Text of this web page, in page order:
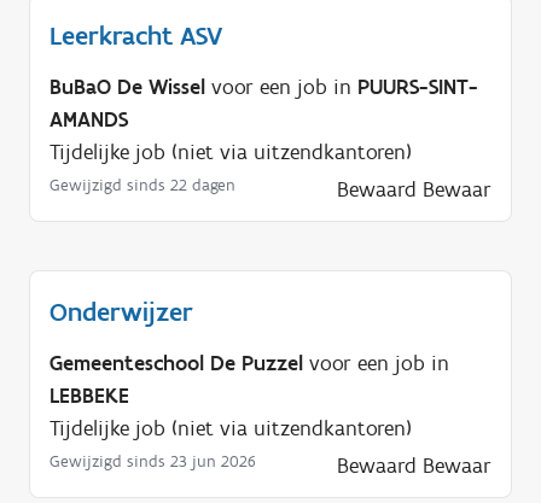
Leerkracht ASV
BuBaO De Wissel voor een job in PUURS-SINT-
AMANDS
Tijdelijke job (niet via uitzendkantoren)
Gewijzigd sinds 22 dagen Bewaard Bewaar
Onderwijzer
Gemeenteschool De Puzzel voor een job in
LEBBEKE
Tijdelijke job (niet via uitzendkantoren)
Gewijzigd sinds 23 jun 2026 Bewaard Bewaar